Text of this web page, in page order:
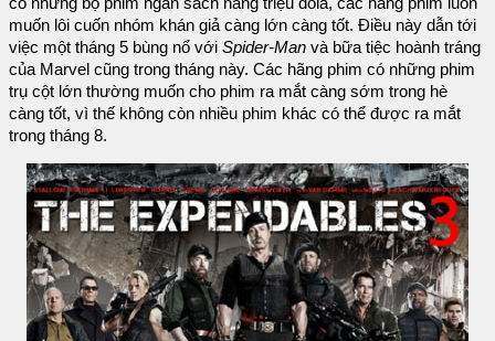
có những bộ phim ngân sách hàng triệu đôla, các hãng phim luôn
muốn lôi cuốn nhóm khán giả càng lớn càng tốt. Điều này dẫn tới
việc một tháng 5 bùng nổ với Spider-Man và bữa tiệc hoành tráng
của Marvel cũng trong tháng này. Các hãng phim có những phim
trụ cột lớn thường muốn cho phim ra mắt càng sớm trong hè
càng tốt, vì thế không còn nhiều phim khác có thể được ra mắt
trong tháng 8.